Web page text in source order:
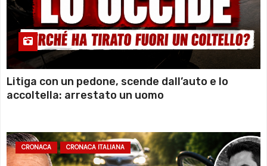
Litiga con un pedone, scende dall’auto e lo
accoltella: arrestato un uomo
CRONACA CRONACA ITALIANA